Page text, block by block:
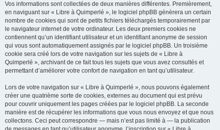
Vos informations sont collectées de deux manières différentes. Premièrement,
en naviguant sur « Libre à Quimperlé », le logiciel phpBB génèrera un certain
nombre de cookies qui sont de petits fichiers téléchargés temporairement par
le navigateur internet de votre ordinateur. Les deux premiers cookies ne
contiennent qu’un identifiant utilisateur et un identifiant anonyme de session
qui vous sont automatiquement assignés par le logiciel phpBB. Un troisième
cookie sera créé lors de votre navigation sur les sujets de « Libre à
Quimperlé », archivant de ce fait tous les sujets que vous avez consultés et
permettant d’améliorer votre confort de navigation en tant qu’utilisateur.
Lors de votre navigation sur « Libre à Quimperlé », nous pouvons également
créer une quatrième sorte de cookies, externes au document qui est prévu
pour couvrir uniquement les pages créées par le logiciel phpBB. La seconde
manière est de récupérer les informations que vous nous envoyez et que nous
collectons. Ceci peut correspondre — mais n’est pas limité à — la publication